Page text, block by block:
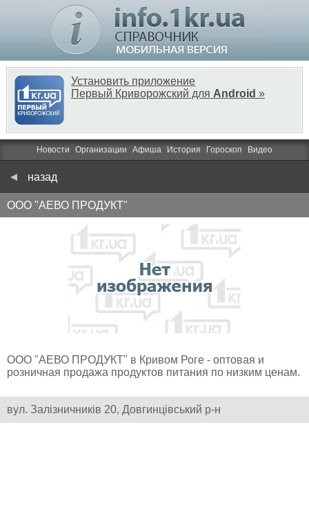
Установить приложение
Первый Криворожский для Android »
Новости Организации Афиша История Гороскоп Видео
назад
ООО "АЕВО ПРОДУКТ"
ООО "АЕВО ПРОДУКТ" в Кривом Роге - оптовая и
розничная продажа продуктов питания по низким ценам.
вул. Залізничників 20, Довгинцівський р-н